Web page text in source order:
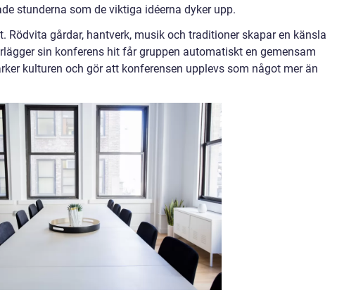
stunderna som de viktiga idéerna dyker upp.
Rödvita gårdar, hantverk, musik och traditioner skapar en känsla
sin konferens hit får gruppen automatiskt en gemensam
kulturen och gör att konferensen upplevs som något mer än